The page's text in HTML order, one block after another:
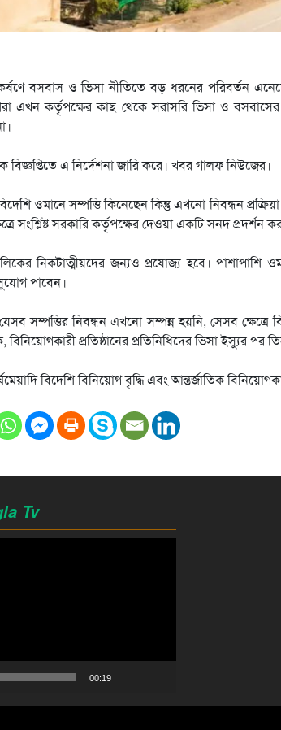
বসবাস ও ভিসা নীতিতে বড় ধরনের পরিবর্তন
এখন কর্তৃপক্ষের কাছ থেকে সরাসরি ভিসা ও
এ নির্দেশনা জারি করে। খবর গালফ নিউজের।
ওমানে সম্পত্তি কিনেছেন কিন্তু এখনো নিবন্ধন
সংশ্লিষ্ট সরকারি কর্তৃপক্ষের দেওয়া একটি সনদ প্রদর্শন
নিকটাত্মীয়দের জন্যও প্রযোজ্য হবে। পাশাপাশি
পাবেন।
সম্পত্তির নিবন্ধন এখনো সম্পন্ন হয়নি, সেসব ক্ষেত্রে
প্রতিষ্ঠানের প্রতিনিধিদের ভিসা ইস্যুর পর
বিদেশি বিনিয়োগ বৃদ্ধি এবং আন্তর্জাতিক
Tv
00:19